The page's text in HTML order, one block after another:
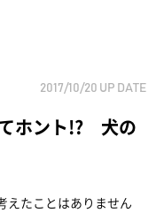
2017/10/20 UP DATE
ホント!? 犬の
えたことはありません